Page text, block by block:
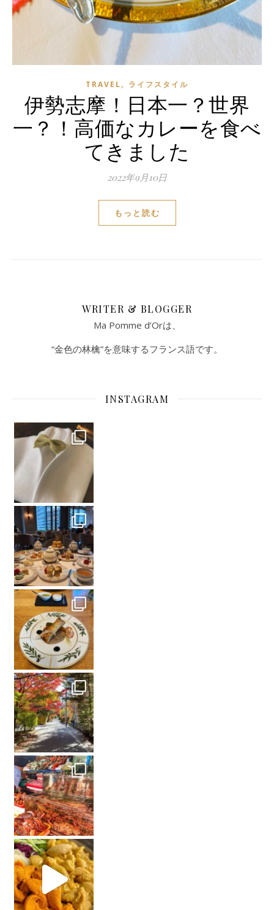
TRAVEL, ライフスタイル
伊勢志摩！日本一？世界
一？！高価なカレーを食べ
てきました
2022年9月10日
もっと読む
WRITER & BLOGGER
Ma Pomme d’Orは、
“金色の林檎”を意味するフランス語です。
INSTAGRAM
雰囲気よかったです
#stregishongkong
秋はやっぱり軽井沢の紅葉
どのシーズンも季節を楽しめるけど秋が一番すき。 人の美観が